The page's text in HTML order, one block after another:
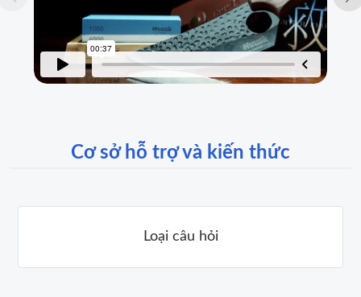
Cơ sở hỗ trợ và kiến ​​thức
Loại câu hỏi